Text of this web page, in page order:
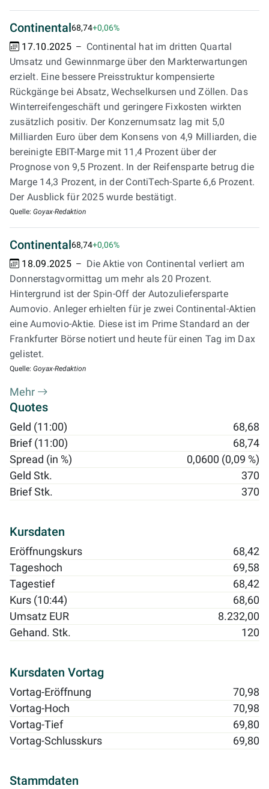
Continental68,74+0,06%
17.10.2025
Continental hat im dritten Quartal
Umsatz und Gewinnmarge über den Markterwartungen
erzielt. Eine bessere Preisstruktur kompensierte
Rückgänge bei Absatz, Wechselkursen und Zöllen. Das
Winterreifengeschäft und geringere Fixkosten wirkten
zusätzlich positiv. Der Konzernumsatz lag mit 5,0
Milliarden Euro über dem Konsens von 4,9 Milliarden, die
bereinigte EBIT-Marge mit 11,4 Prozent über der
Prognose von 9,5 Prozent. In der Reifensparte betrug die
Marge 14,3 Prozent, in der ContiTech-Sparte 6,6 Prozent.
Der Ausblick für 2025 wurde bestätigt.
Quelle: Goyax-Redaktion
Continental68,74+0,06%
18.09.2025
Die Aktie von Continental verliert am
Donnerstagvormittag um mehr als 20 Prozent.
Hintergrund ist der Spin-Off der Autozuliefersparte
Aumovio. Anleger erhielten für je zwei Continental-Aktien
eine Aumovio-Aktie. Diese ist im Prime Standard an der
Frankfurter Börse notiert und heute für einen Tag im Dax
gelistet.
Quelle: Goyax-Redaktion
Mehr
Quotes
Geld (11:00)
68,68
Brief (11:00)
68,74
Spread (in %)
0,0600 (0,09 %)
Geld Stk.
370
Brief Stk.
370
Kursdaten
Eröffnungskurs
68,42
Tageshoch
69,58
Tagestief
68,42
Kurs (10:44)
68,60
Umsatz EUR
8.232,00
Gehand. Stk.
120
Kursdaten Vortag
Vortag-Eröffnung
70,98
Vortag-Hoch
70,98
Vortag-Tief
69,80
Vortag-Schlusskurs
69,80
Stammdaten